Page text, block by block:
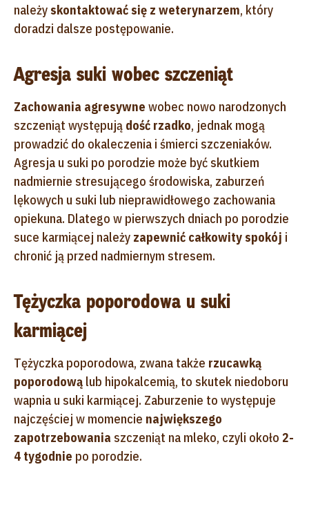
należyskontaktować się z weterynarzem, który
doradzi dalsze postępowanie.
Agresja suki wobec szczeniąt
Zachowania agresywne wobec nowo narodzonych
szczeniąt występują dość rzadko, jednak mogą
prowadzić do okaleczenia i śmierci szczeniaków.
Agresja u suki po porodzie może być skutkiem
nadmiernie stresującego środowiska, zaburzeń
lękowych u suki lub nieprawidłowego zachowania
opiekuna. Dlatego w pierwszych dniach po porodzie
suce karmiącej należy zapewnić całkowity spokój i
chronić ją przed nadmiernym stresem.
Tężyczka poporodowa u suki
karmiącej
Tężyczka poporodowa, zwana także rzucawką
poporodową lub hipokalcemią, to skutek niedoboru
wapnia u suki karmiącej. Zaburzenie to występuje
najczęściej w momencie największego
zapotrzebowania szczeniąt na mleko, czyli około 2-
4 tygodnie po porodzie.